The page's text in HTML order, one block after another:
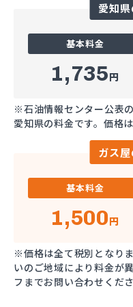
愛知
基本料金
1,735円
※石油情報センター公表
愛知県の料金です。価格
ガス
基本料金
1,500円
※価格は全て税別となり
いのご地域により料金が
フまでお問い合わせくださ